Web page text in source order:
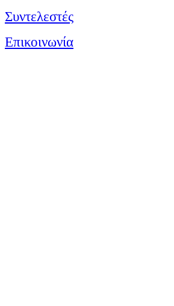
Συντελεστές
Επικοινωνία